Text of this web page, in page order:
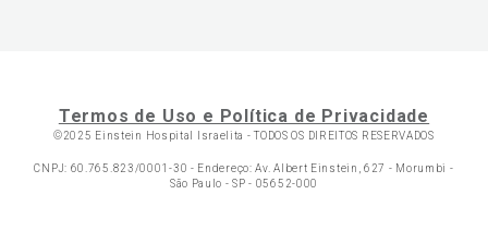
Termos de Uso e Política de Privacidade
©2025 Einstein Hospital Israelita -TODOS OS DIREITOS RESERVADOS
CNPJ: 60.765.823/0001-30 - Endereço: Av. Albert Einstein, 627 - Morumbi -
São Paulo - SP - 05652-000